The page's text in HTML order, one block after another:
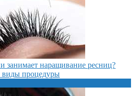
занимает наращивание ресниц?
процедуры